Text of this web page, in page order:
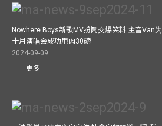
Nowhere Boys新歌MV扮鬧交爆笑料 主音Van为
十月演唱会成功甩肉30磅
2024-09-09
更多